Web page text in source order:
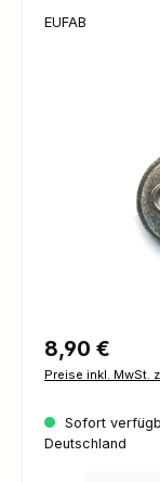
EUFAB
Regulärer Preis:
8,90 €
Preise inkl. MwSt.
Sofort
Deutschland